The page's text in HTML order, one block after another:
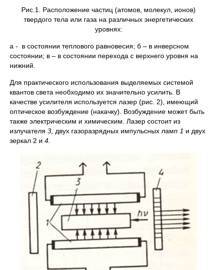
Рис.1. Расположение частиц (атомов, молекул, ионов)
твердого тела или газа на различных энергетических
уровнях:
а - в состоянии теплового равновесия; б – в инверсном
состоянии; в – в состоянии перехода с верхнего уровня на
нижний.
Для практического использования выделяемых системой
квантов света необходимо их значительно усилить. В
качестве усилителя используется лазер (рис. 2), имеющий
оптическое возбуждение (накачку). Возбуждение может быть
также электрическим и химическим. Лазер состоит из
излучателя 3, двух газоразрядных импульсных ламп 1 и двух
зеркал 2 и 4.